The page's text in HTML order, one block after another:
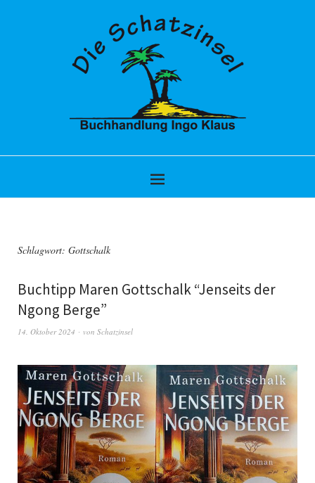
Schlagwort: Gottschalk
Buchtipp Maren Gottschalk “Jenseits der
Ngong Berge”
14. Oktober 2024 von Schatzinsel